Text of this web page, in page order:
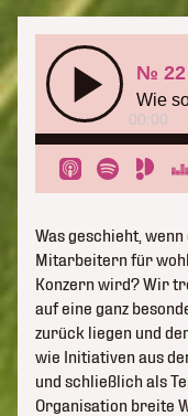
Was geschieht,
Mitarbeitern für
Konzern wird? Wir
auf eine ganz
zurück liegen und
wie Initiativen aus
und schließlich als
Organisation breite